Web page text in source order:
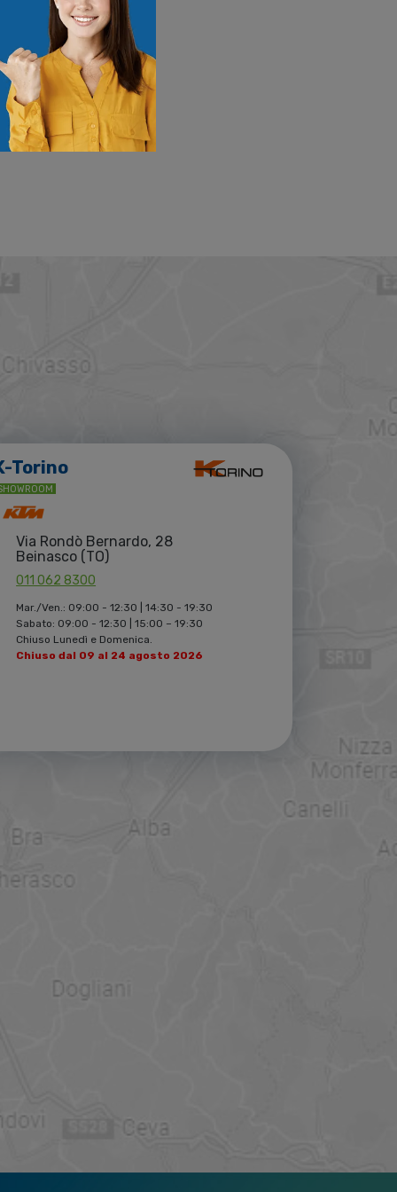
250cc
POTENZA
10,6kw
Torino
Via Rondò Bernardo, 28
Beinasco (TO)
011 062 8300
Mar./Ven.: 09:00 - 12:30 | 14:30 - 19:30
Sabato: 09:00 - 12:30 | 15:00 – 19:30
Chiuso Lunedì e Domenica.
Chiuso dal 09 al 24 agosto 2026